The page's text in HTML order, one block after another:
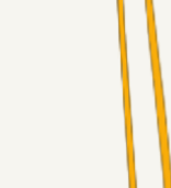
RasmusStephansen
Nørgaards Lever
RasmusStephansen
Har GFH løsnet